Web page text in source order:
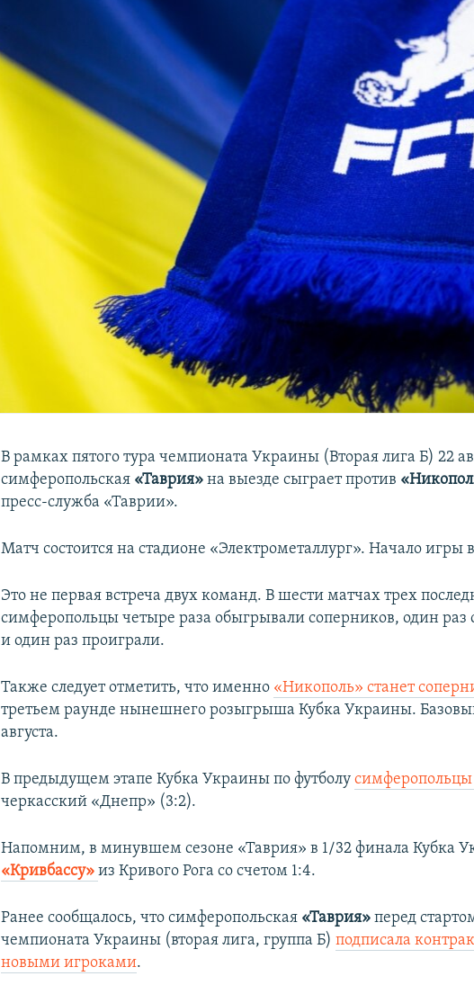
В рамках пятого тура чемпионата Украины (Вторая лига Б) 22
симферопольская «Таврия» на выезде сыграет против
пресс-служба «Таврии».
Матч состоится на стадионе «Электрометаллург». Начало игры
Это не первая встреча двух команд. В шести матчах трех
симферопольцы четыре раза обыгрывали соперников, один
и один раз проиграли.
Также следует отметить, что именно «Никополь» станет
третьем раунде нынешнего розыгрыша Кубка Украины.
августа.
В предыдущем этапе Кубка Украины по футболу​
черкасский «Днепр» (3:2).
Напомним, в минувшем сезоне «Таврия» в 1/32 финала Кубка
«Кривбассу» из Кривого Рога со счетом 1:4.
Ранее сообщалось, что симферопольская «Таврия» перед
чемпионата Украины (вторая лига, группа Б)подписала
новыми игроками.